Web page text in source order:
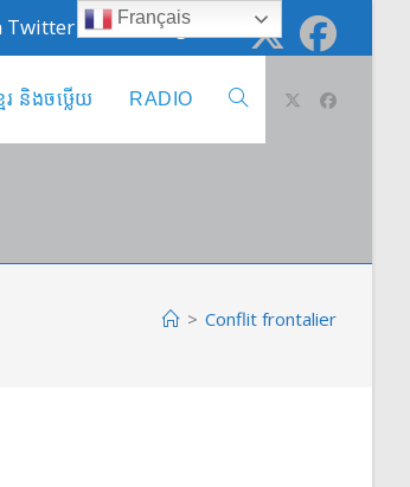
@cambodge_info
រ និងចឞ្លើយ RADIO Toggle
> Conflit frontalier
Français